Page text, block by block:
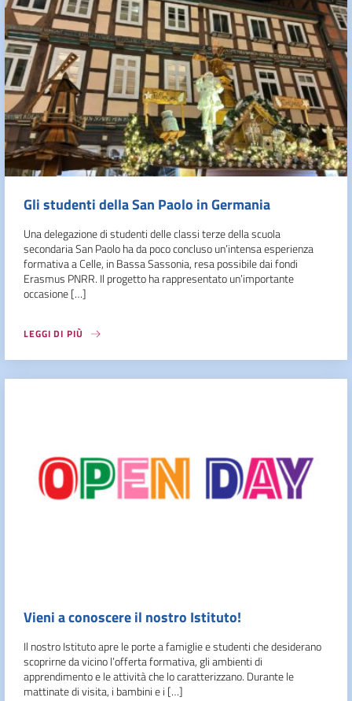
Gli studenti della San Paolo in Germania
Una delegazione di studenti delle classi terze della scuola
secondaria San Paolo ha da poco concluso un’intensa esperienza
formativa a Celle, in Bassa Sassonia, resa possibile dai fondi
Erasmus PNRR. Il progetto ha rappresentato un’importante
occasione […]
LEGGI DI PIÙ
Vieni a conoscere il nostro Istituto!
Il nostro Istituto apre le porte a famiglie e studenti che desiderano
scoprirne da vicino l’offerta formativa, gli ambienti di
apprendimento e le attività che lo caratterizzano. Durante le
mattinate di visita, i bambini e i […]